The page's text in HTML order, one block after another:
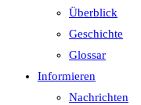
Überblick
Geschichte
Glossar
Informieren
Nachrichten